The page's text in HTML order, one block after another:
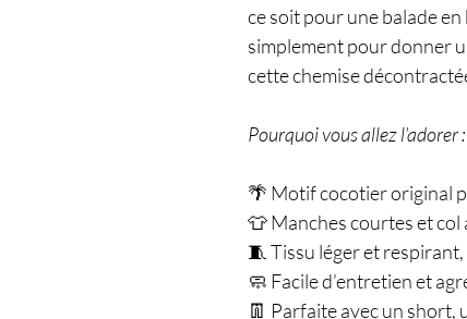
ce soit pour une balade
simplement pour donner
cette chemise
Pourquoi vous allez l’adorer :
🌴 Motif cocotier original
👕 Manches courtes et
🧵 Tissu léger et respirant,
🧼 Facile d’entretien et
👖 Parfaite avec un short,